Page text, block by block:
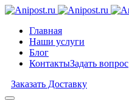
Главная
Наши услуги
Блог
КонтактыЗадать вопрос
Заказать Доставку